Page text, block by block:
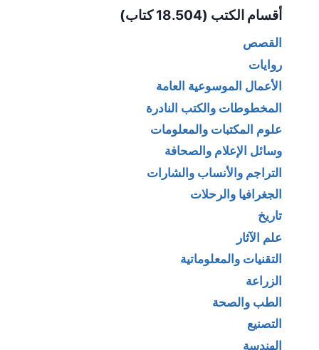
أقسام الكتب (18.504 كتاب)
القصص
روايات
الأعمال الموسوعية العامة
المخطوطات والكتب النادرة
علوم المكتبات والمعلومات
وسائل الإعلام والصحافة
التراجم والأنساب والشارات
الجغرافيا والرحلات
تاريخ
علم الآثار
التقنيات والمعلوماتية
الزراعة
الطب والصحة
التصنيع
الهندسة